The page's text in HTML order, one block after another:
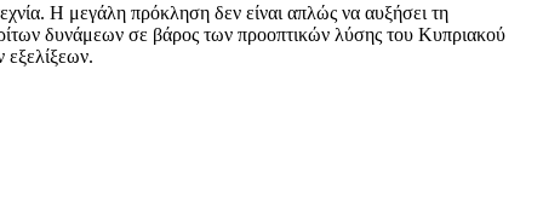
Η μεγάλη πρόκληση δεν είναι απλώς να αυξήσει τη
δυνάμεων σε βάρος των προοπτικών λύσης του Κυπριακού
εξελίξεων.